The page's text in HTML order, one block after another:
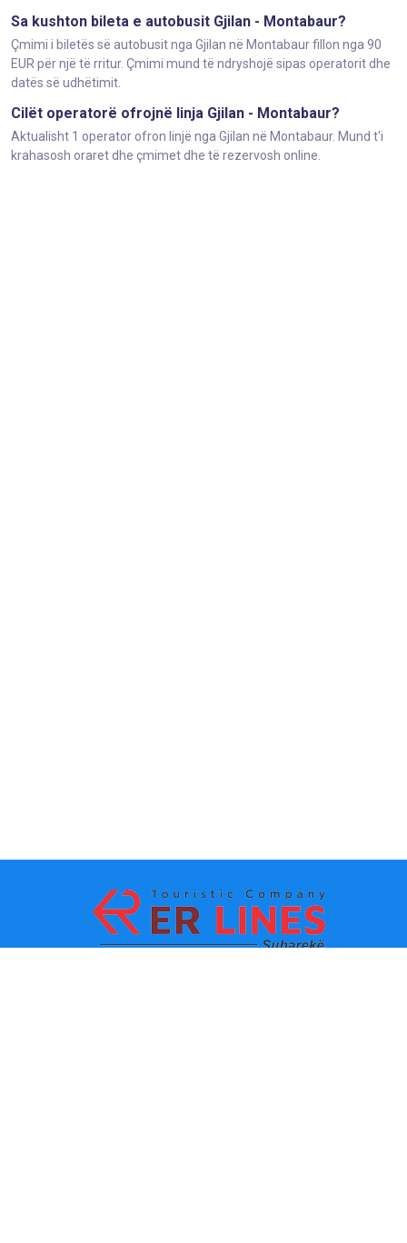
Sa kushton bileta e autobusit Gjilan - Montabaur?
Çmimi i biletës së autobusit nga Gjilan në Montabaur fillon nga 90
EUR për një të rritur. Çmimi mund të ndryshojë sipas operatorit dhe
datës së udhëtimit.
Cilët operatorë ofrojnë linja Gjilan - Montabaur?
Aktualisht 1 operator ofron linjë nga Gjilan në Montabaur. Mund t'i
krahasosh oraret dhe çmimet dhe të rezervosh online.